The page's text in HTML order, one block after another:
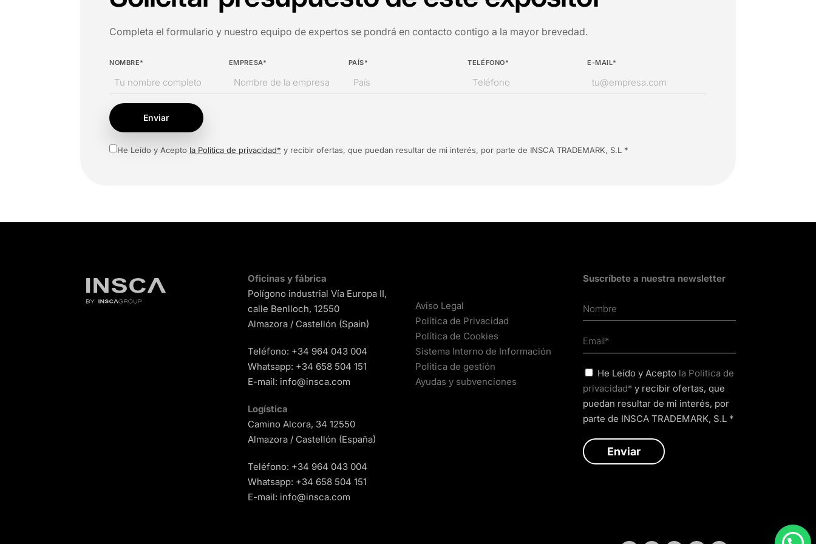
Completa el formulario y nuestro equipo de expertos se pondrá en contacto contigo a la mayor brevedad.
NOMBRE* EMPRESA* PAÍS* TELÉFONO* E-MAIL*
Enviar
He Leído y Acepto la Politica de privacidad* y recibir ofertas, que puedan resultar de mi interés, por parte de INSCA TRADEMARK, S.L *
Oficinas y fábrica
Polígono industrial Vía Europa II,
calle Benlloch, 12550
Almazora / Castellón (Spain)
Teléfono: +34 964 043 004
Whatsapp: +34 658 504 151
E-mail: info@insca.com
Logística
Camino Alcora, 34 12550
Almazora / Castellón (España)
Teléfono: +34 964 043 004
Whatsapp: +34 658 504 151
E-mail: info@insca.com
Aviso Legal
Política de Privacidad
Política de Cookies
Sistema Interno de Información
Política de gestión
Ayudas y subvenciones
Suscríbete a nuestra newsletter
He Leído y Acepto la Politica de
privacidad* y recibir ofertas, que
puedan resultar de mi interés, por
parte de INSCA TRADEMARK, S.L *